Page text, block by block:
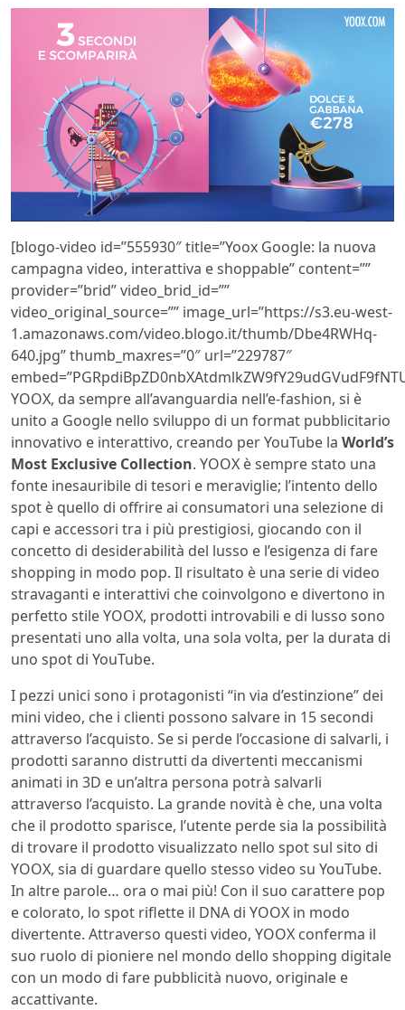
[blogo-video id=”555930″ title=”Yoox Google: la nuova
campagna video, interattiva e shoppable” content=””
provider=”brid” video_brid_id=””
video_original_source=”” image_url=”https://s3.eu-west-
1.amazonaws.com/video.blogo.it/thumb/Dbe4RWHq-
640.jpg” thumb_maxres=”0″ url=”229787″
YOOX, da sempre all’avanguardia nell’e-fashion, si è
unito a Google nello sviluppo di un format pubblicitario
innovativo e interattivo, creando per YouTube la World’s
Most Exclusive Collection. YOOX è sempre stato una
fonte inesauribile di tesori e meraviglie; l’intento dello
spot è quello di offrire ai consumatori una selezione di
capi e accessori tra i più prestigiosi, giocando con il
concetto di desiderabilità del lusso e l’esigenza di fare
shopping in modo pop. Il risultato è una serie di video
stravaganti e interattivi che coinvolgono e divertono in
perfetto stile YOOX, prodotti introvabili e di lusso sono
presentati uno alla volta, una sola volta, per la durata di
uno spot di YouTube.
I pezzi unici sono i protagonisti “in via d’estinzione” dei
mini video, che i clienti possono salvare in 15 secondi
attraverso l’acquisto. Se si perde l’occasione di salvarli, i
prodotti saranno distrutti da divertenti meccanismi
animati in 3D e un’altra persona potrà salvarli
attraverso l’acquisto. La grande novità è che, una volta
che il prodotto sparisce, l’utente perde sia la possibilità
di trovare il prodotto visualizzato nello spot sul sito di
YOOX, sia di guardare quello stesso video su YouTube.
In altre parole… ora o mai più! Con il suo carattere pop
e colorato, lo spot riflette il DNA di YOOX in modo
divertente. Attraverso questi video, YOOX conferma il
suo ruolo di pioniere nel mondo dello shopping digitale
con un modo di fare pubblicità nuovo, originale e
accattivante.